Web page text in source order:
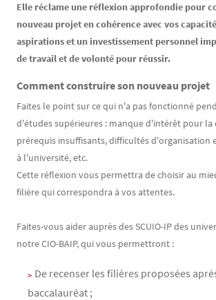
Elle réclame une réflexion approfondie pour
nouveau projet en cohérence avec vos
aspirations et un investissement personnel
de travail et de volonté pour réussir.
Comment construire son nouveau projet
Faites le point sur ce qui n'a pas fonctionné
d'études supérieures : manque d'intérêt pour la
prérequis insuffisants, difficultés
à l'université, etc.
Cette réflexion vous permettra de choisir au
filière qui correspondra à vos attentes.
Faites-vous aider auprès des SCUIO-IP des
notre CIO-BAIP, qui vous permettront :
De recenser les filières proposées
baccalauréat ;